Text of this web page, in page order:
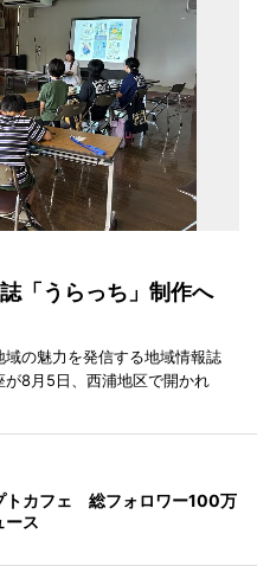
「うらっち」制作へ
の魅力を発信する地域情報誌
が8月5日、西浦地区で開かれ
トカフェ 総フォロワー100万
ース